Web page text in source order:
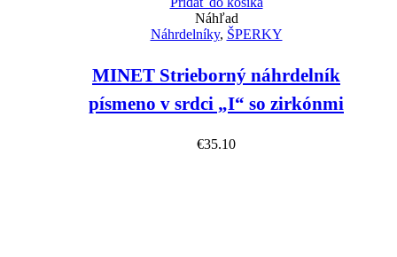
Náhľad
Náhrdelníky, ŠPERKY
MINET Strieborný náhrdelník
písmeno v srdci „I“ so zirkónmi
€35.10